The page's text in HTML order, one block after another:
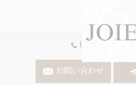
047-411-
お問い合わせ